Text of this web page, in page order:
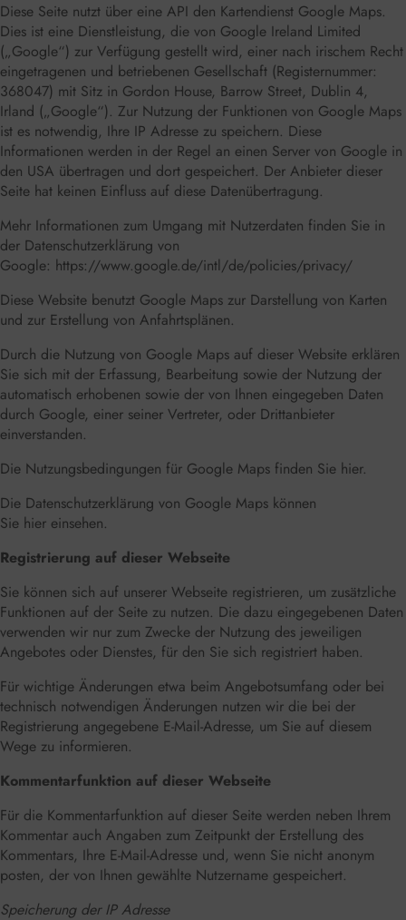
Diese Seite nutzt über eine API den Kartendienst Google Maps.
Dies ist eine Dienstleistung, die von Google Ireland Limited
(„Google“) zur Verfügung gestellt wird, einer nach irischem Recht
eingetragenen und betriebenen Gesellschaft (Registernummer:
368047) mit Sitz in Gordon House, Barrow Street, Dublin 4,
Irland („Google“). Zur Nutzung der Funktionen von Google Maps
ist es notwendig, Ihre IP Adresse zu speichern. Diese
Informationen werden in der Regel an einen Server von Google in
den USA übertragen und dort gespeichert. Der Anbieter dieser
Seite hat keinen Einfluss auf diese Datenübertragung.
Mehr Informationen zum Umgang mit Nutzerdaten finden Sie in
der Datenschutzerklärung von
Google: https://www.google.de/intl/de/policies/privacy/
Diese Website benutzt Google Maps zur Darstellung von Karten
und zur Erstellung von Anfahrtsplänen.
Durch die Nutzung von Google Maps auf dieser Website erklären
Sie sich mit der Erfassung, Bearbeitung sowie der Nutzung der
automatisch erhobenen sowie der von Ihnen eingegeben Daten
durch Google, einer seiner Vertreter, oder Drittanbieter
einverstanden.
Die Nutzungsbedingungen für Google Maps finden Sie hier.
Die Datenschutzerklärung von Google Maps können
Sie hier einsehen.
Registrierung auf dieser Webseite
Sie können sich auf unserer Webseite registrieren, um zusätzliche
Funktionen auf der Seite zu nutzen. Die dazu eingegebenen Daten
verwenden wir nur zum Zwecke der Nutzung des jeweiligen
Angebotes oder Dienstes, für den Sie sich registriert haben.
Für wichtige Änderungen etwa beim Angebotsumfang oder bei
technisch notwendigen Änderungen nutzen wir die bei der
Registrierung angegebene E-Mail-Adresse, um Sie auf diesem
Wege zu informieren.
Kommentarfunktion auf dieser Webseite
Für die Kommentarfunktion auf dieser Seite werden neben Ihrem
Kommentar auch Angaben zum Zeitpunkt der Erstellung des
Kommentars, Ihre E-Mail-Adresse und, wenn Sie nicht anonym
posten, der von Ihnen gewählte Nutzername gespeichert.
Speicherung der IP Adresse